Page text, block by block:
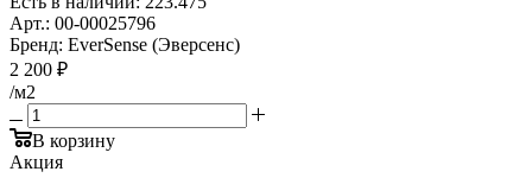
Арт.: 00-00025796
Бренд: EverSense (Эверсенс)
2 200 ₽
/м2
В корзину
Акция